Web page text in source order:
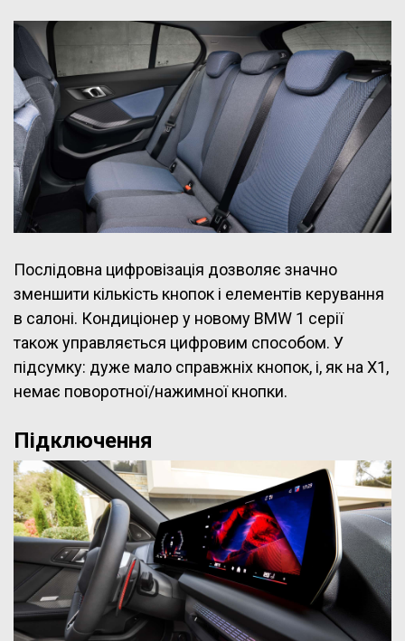
Послідовна цифровізація дозволяє значно
зменшити кількість кнопок і елементів керування
в салоні. Кондиціонер у новому BMW 1 серії
також управляється цифровим способом. У
підсумку: дуже мало справжніх кнопок, і, як на X1,
немає поворотної/нажимної кнопки.
Підключення